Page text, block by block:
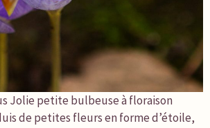
Jolie petite bulbeuse à floraison
de petites fleurs en forme d’étoile,